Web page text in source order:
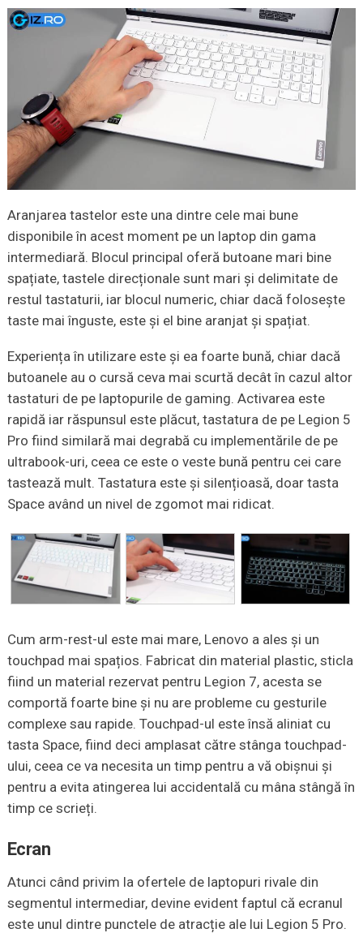
Aranjarea tastelor este una dintre cele mai bune
disponibile în acest moment pe un laptop din gama
intermediară. Blocul principal oferă butoane mari bine
spațiate, tastele direcționale sunt mari și delimitate de
restul tastaturii, iar blocul numeric, chiar dacă folosește
taste mai înguste, este și el bine aranjat și spațiat.
Experiența în utilizare este și ea foarte bună, chiar dacă
butoanele au o cursă ceva mai scurtă decât în cazul altor
tastaturi de pe laptopurile de gaming. Activarea este
rapidă iar răspunsul este plăcut, tastatura de pe Legion 5
Pro fiind similară mai degrabă cu implementările de pe
ultrabook-uri, ceea ce este o veste bună pentru cei care
tastează mult. Tastatura este și silențioasă, doar tasta
Space având un nivel de zgomot mai ridicat.
Cum arm-rest-ul este mai mare, Lenovo a ales și un
touchpad mai spațios. Fabricat din material plastic, sticla
fiind un material rezervat pentru Legion 7, acesta se
comportă foarte bine și nu are probleme cu gesturile
complexe sau rapide. Touchpad-ul este însă aliniat cu
tasta Space, fiind deci amplasat către stânga touchpad-
ului, ceea ce va necesita un timp pentru a vă obișnui și
pentru a evita atingerea lui accidentală cu mâna stângă în
timp ce scrieți.
Ecran
Atunci când privim la ofertele de laptopuri rivale din
segmentul intermediar, devine evident faptul că ecranul
este unul dintre punctele de atracție ale lui Legion 5 Pro.